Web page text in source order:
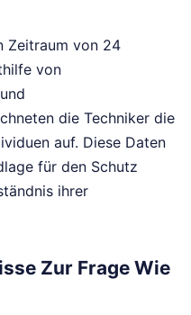
Zeitraum von 24
von
die Techniker die
auf. Diese Daten
für den Schutz
ihrer
Zur Frage Wie